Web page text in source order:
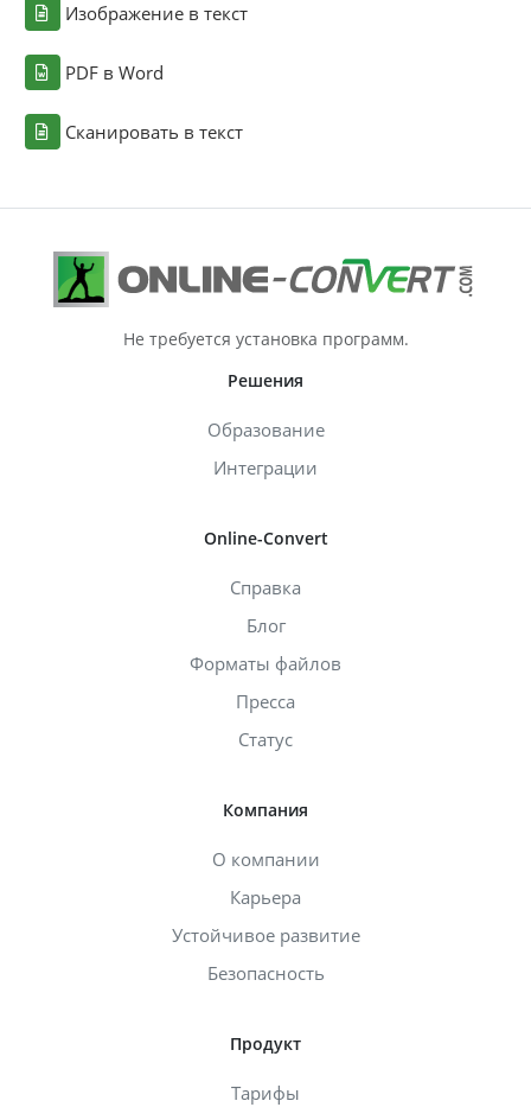
Изображение в текст
PDF в Word
Сканировать в текст
Не требуется установка программ.
Решения
Образование
Интеграции
Online-Convert
Справка
Блог
Форматы файлов
Пресса
Статус
Компания
О компании
Карьера
Устойчивое развитие
Безопасность
Продукт
Тарифы